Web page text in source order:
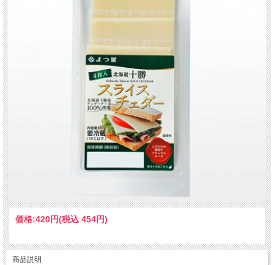
価格:420円(税込 454円)
商品説明